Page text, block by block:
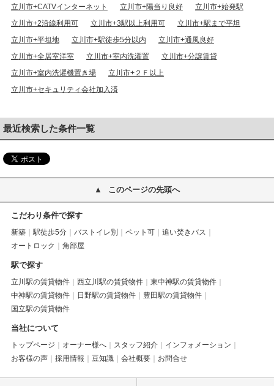
立川市+CATVインターネット 立川市+陽当り良好
立川市+始発駅
立川市+2沿線利用可
立川市+3駅以上利用可
立川市+駅まで平坦
立川市+平坦地
立川市+駅徒歩5分以内
立川市+通風良好
立川市+全居室洋室
立川市+室内洗濯置
立川市+分譲賃貸
立川市+室内洗濯機置き場
立川市+２Ｆ以上
立川市+セキュリティ会社加入済
最近検索した条件一覧
このページの先頭へ
こだわり条件で探す
新築 駅徒歩5分 バストイレ別 ペット可
追い焚きバス
オートロック
角部屋
駅で探す
立川駅の賃貸物件 西立川駅の賃貸物件
東中神駅の賃貸物件
中神駅の賃貸物件
日野駅の賃貸物件
豊田駅の賃貸物件
国立駅の賃貸物件
当社について
トップページ オーナー様へ スタッフ紹介
インフォメーション
お客様の声
採用情報 豆知識 会社概要 お問合せ